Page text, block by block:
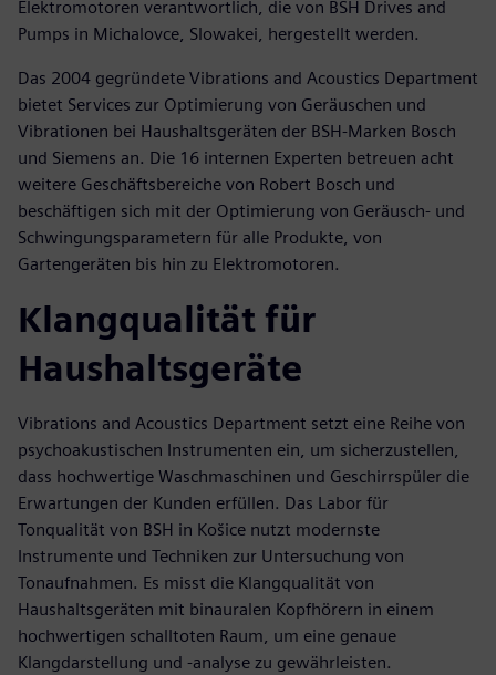
Elektromotoren verantwortlich, die von BSH Drives and
Pumps in Michalovce, Slowakei, hergestellt werden.
Das 2004 gegründete Vibrations and Acoustics Department
bietet Services zur Optimierung von Geräuschen und
Vibrationen bei Haushaltsgeräten der BSH-Marken Bosch
und Siemens an. Die 16 internen Experten betreuen acht
weitere Geschäftsbereiche von Robert Bosch und
beschäftigen sich mit der Optimierung von Geräusch- und
Schwingungsparametern für alle Produkte, von
Gartengeräten bis hin zu Elektromotoren.
Klangqualität für
Haushaltsgeräte
Vibrations and Acoustics Department setzt eine Reihe von
psychoakustischen Instrumenten ein, um sicherzustellen,
dass hochwertige Waschmaschinen und Geschirrspüler die
Erwartungen der Kunden erfüllen. Das Labor für
Tonqualität von BSH in Košice nutzt modernste
Instrumente und Techniken zur Untersuchung von
Tonaufnahmen. Es misst die Klangqualität von
Haushaltsgeräten mit binauralen Kopfhörern in einem
hochwertigen schalltoten Raum, um eine genaue
Klangdarstellung und -analyse zu gewährleisten.